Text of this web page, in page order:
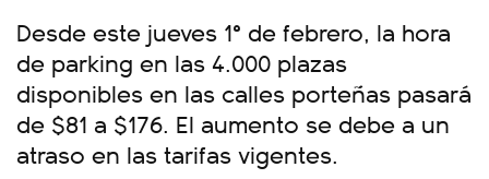
Desde este jueves 1° de febrero, la hora
de parking en las 4.000 plazas
disponibles en las calles porteñas pasará
de $81 a $176. El aumento se debe a un
atraso en las tarifas vigentes.